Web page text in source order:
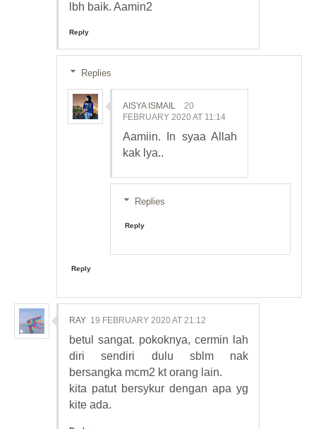
lbh baik. Aamin2
Reply
Replies
AISYA ISMAIL
20
FEBRUARY 2020 AT 11:14
Aamiin. In syaa Allah
kak lya..
Replies
Reply
Reply
RAY 19 FEBRUARY 2020 AT 21:12
betul sangat. pokoknya, cermin lah
diri sendiri dulu sblm nak
bersangka mcm2 kt orang lain.
kita patut bersykur dengan apa yg
kite ada.